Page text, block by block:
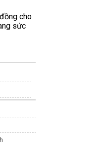
cho
sức